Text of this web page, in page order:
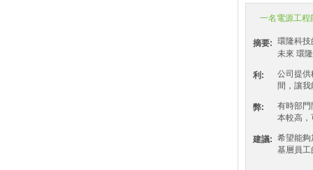
一名電源工程
摘要: 環隆科技
未來 環
利:
公司提供
間，讓
弊:
有時部門
本較高，
建議: 希望能夠
基層員工